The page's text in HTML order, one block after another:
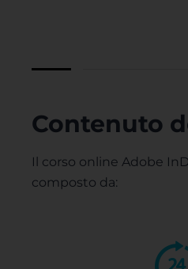
Contenuto
Il corso online Adobe
composto da: